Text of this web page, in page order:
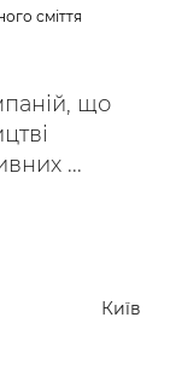
сміття
що
...
Київ